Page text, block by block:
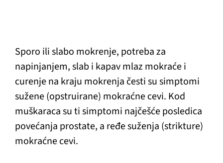
Sporo ili slabo mokrenje, potreba za
napinjanjem, slab i kapav mlaz mokraće i
curenje na kraju mokrenja česti su simptomi
sužene (opstruirane) mokraćne cevi. Kod
muškaraca su ti simptomi najčešće posledica
povećanja prostate, a ređe suženja (strikture)
mokraćne cevi.